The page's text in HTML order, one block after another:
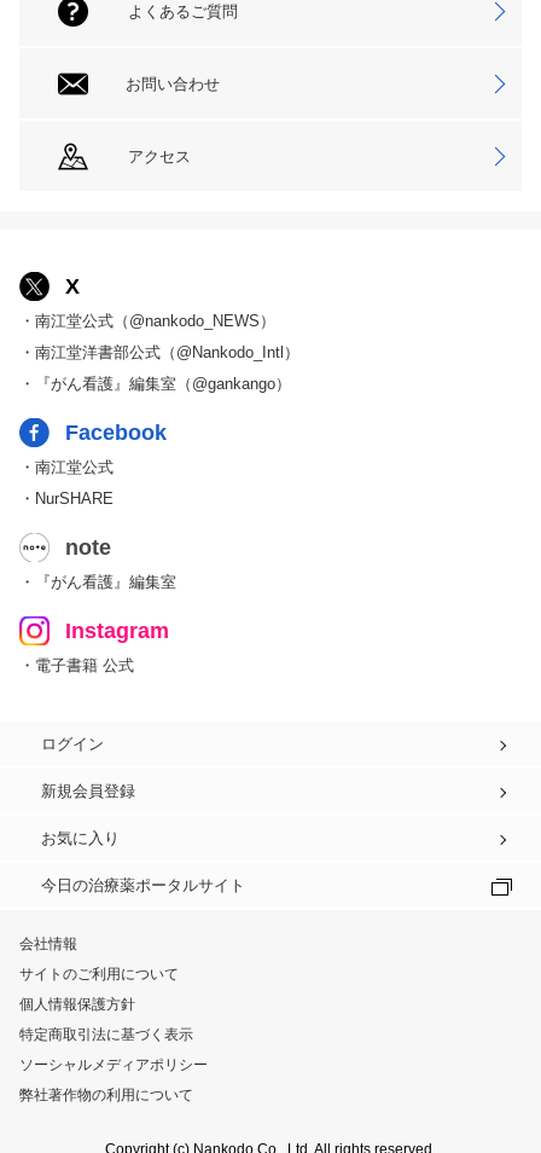
よくあるご質問
お問い合わせ
アクセス
X
・南江堂公式（@nankodo_NEWS）
・南江堂洋書部公式（@Nankodo_Intl）
・『がん看護』編集室（@gankango）
Facebook
・南江堂公式
・NurSHARE
note
・『がん看護』編集室
Instagram
・電子書籍 公式
ログイン
新規会員登録
お気に入り
今日の治療薬ポータルサイト
会社情報
サイトのご利用について
個人情報保護方針
特定商取引法に基づく表示
ソーシャルメディアポリシー
弊社著作物の利用について
Copyright (c) Nankodo Co., Ltd. All rights reserved.